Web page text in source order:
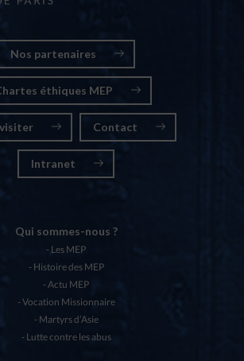
Nos partenaires
éthiques MEP
Contact
Intranet
Qui sommes-nous ?
Les MEP
Histoire des MEP
Actu MEP
Vocation Missionnaire
Martyrs d’Asie
Lutte contre les abus